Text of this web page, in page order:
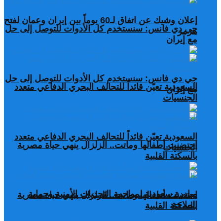
جي دي فانس: سنستخدم كل الأدوات للتوصل إلى حل
مع إيران
السعودية تعيّن قائداً للتحالف البحري الدفاعي متعدد
الجنسيات
احتضنت أطفالها وماتت.. الزلزال ينهي حياة مصرية
بالسكتة القلبية
مبادرة سعودية لمواجهة التحديات الأمنية وحماية
الملاحة
إعلان وشيك عن اتفاق لـ60 يوماً بين إيران وعمان لفتح
هرمز
جي دي فانس: سنستخدم كل الأدوات للتوصل إلى حل
مع إيران
السعودية تعيّن قائداً للتحالف البحري الدفاعي متعدد
الجنسيات
احتضنت أطفالها وماتت.. الزلزال ينهي حياة مصرية
بالسكتة القلبية